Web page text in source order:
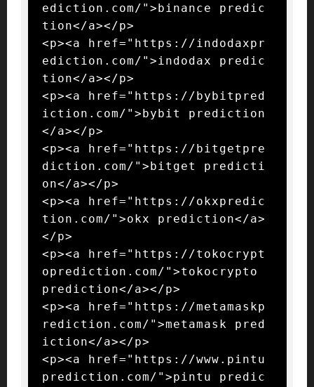
ediction.com/">binance predic
tion</a></p>
<p><a href="https://indodaxpr
ediction.com/">indodax predic
tion</a></p>
<p><a href="https://bybitpred
iction.com/">bybit prediction
</a></p>
<p><a href="https://bitgetpre
diction.com/">bitget predicti
on</a></p>
<p><a href="https://okxpredic
tion.com/">okx prediction</a>
</p>
<p><a href="https://tokocrypt
oprediction.com/">tokocrypto
prediction</a></p>
<p><a href="https://metamaskp
rediction.com/">metamask pred
iction</a></p>
<p><a href="https://www.pintu
prediction.com/">pintu predic